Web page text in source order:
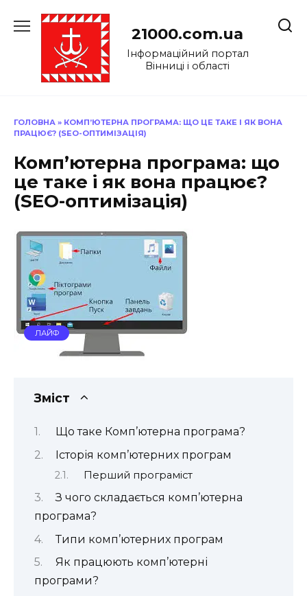
до
21000.com.ua
Інформаційний портал
Вінниці і області
ГОЛОВНА » КОМП’ЮТЕРНА ПРОГРАМА: ЩО ЦЕ ТАКЕ І ЯК ВОНА
ПРАЦЮЄ? (SEO-ОПТИМІЗАЦІЯ)
Комп’ютерна програма: що
це таке і як вона працює?
(SEO-оптимізація)
ЛАЙФ
Зміст
Що таке Комп’ютерна програма?
Історія комп’ютерних програм
Перший програміст
З чого складається комп’ютерна
програма?
Типи комп’ютерних програм
Як працюють комп’ютерні
програми?